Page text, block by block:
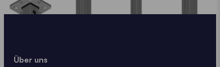
Über uns